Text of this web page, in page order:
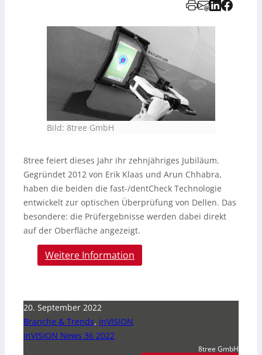
Bild: 8tree GmbH
8tree feiert dieses Jahr ihr zehnjähriges Jubiläum.
Gegründet 2012 von Erik Klaas und Arun Chhabra,
haben die beiden die fast-/dentCheck Technologie
entwickelt zur optischen Überprüfung von Dellen. Das
besondere: die Prüfergebnisse werden dabei direkt
auf der Oberfläche angezeigt.
Weitere Information
20. September 2022
Branche & Trends, inVISION
inVISION News 36 2022
8tree GmbH